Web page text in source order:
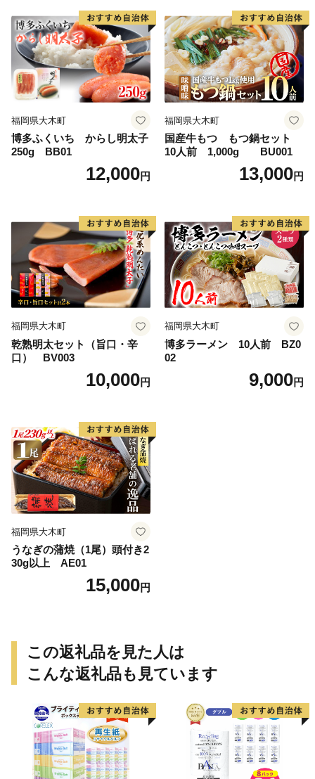
福岡県大木町
博多ふくいち からし明太子
250g BB01
12,000円
福岡県大木町
国産牛もつ もつ鍋セット
10人前 1,000g BU001
13,000円
福岡県大木町
乾熟明太セット（旨口・辛
口） BV003
10,000円
福岡県大木町
博多ラーメン 10人前 BZ0
02
9,000円
福岡県大木町
うなぎの蒲焼（1尾）頭付き2
30g以上 AE01
15,000円
この返礼品を見た人は
こんな返礼品も見ています